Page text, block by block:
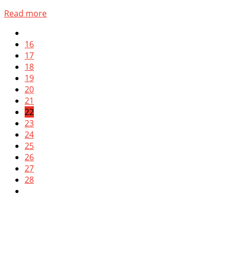
Read more
16
17
18
19
20
21
22
23
24
25
26
27
28